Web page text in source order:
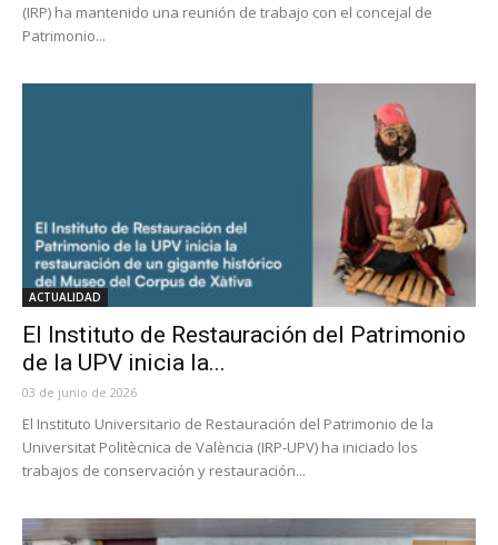
(IRP) ha mantenido una reunión de trabajo con el concejal de
Patrimonio...
ACTUALIDAD
El Instituto de Restauración del Patrimonio
de la UPV inicia la...
03 de junio de 2026
El Instituto Universitario de Restauración del Patrimonio de la
Universitat Politècnica de València (IRP-UPV) ha iniciado los
trabajos de conservación y restauración...